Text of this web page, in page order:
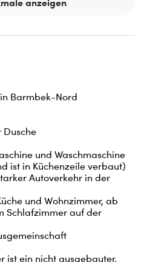
Barmbek-Nord
Dusche
und Waschmaschine
ist in Küchenzeile verbaut)
Autoverkehr in der
und Wohnzimmer, ab
Schlafzimmer auf der
ist ein nicht ausgebauter,